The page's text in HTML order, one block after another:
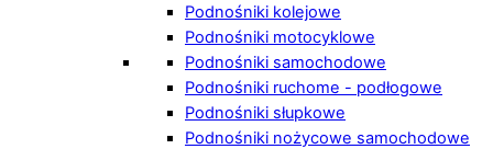
Podnośniki kolejowe
Podnośniki motocyklowe
Podnośniki samochodowe
Podnośniki ruchome - podłogowe
Podnośniki słupkowe
Podnośniki nożycowe samochodowe